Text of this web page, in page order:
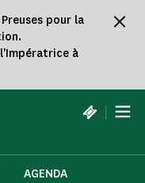
pour la
à
|
AGENDA